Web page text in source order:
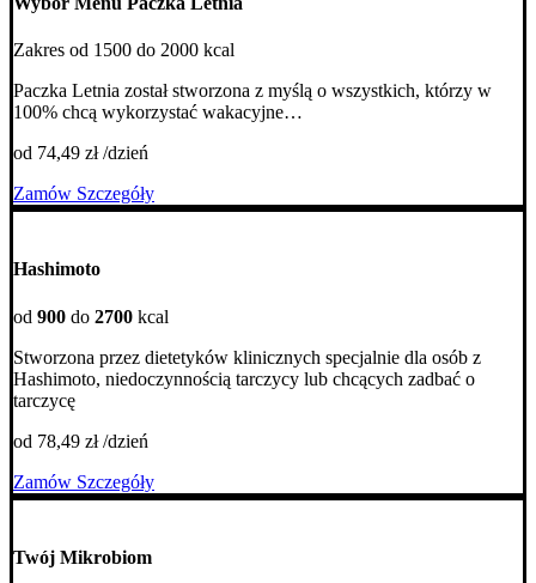
Zakres od 1500 do 2000 kcal
Paczka Letnia został stworzona z myślą o wszystkich, którzy w
100% chcą wykorzystać wakacyjne…
od 74,49 zł /dzień
Zamów Szczegóły
Hashimoto
od 900 do 2700 kcal
Stworzona przez dietetyków klinicznych specjalnie dla osób z
Hashimoto, niedoczynnością tarczycy lub chcących zadbać o
tarczycę
od 78,49 zł /dzień
Zamów Szczegóły
Twój Mikrobiom